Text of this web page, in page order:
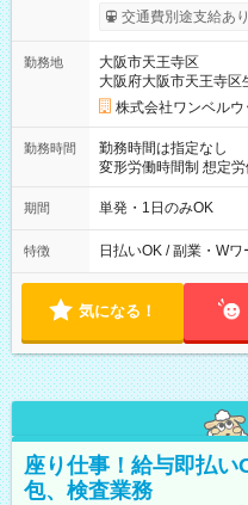
働いたその日に現金
交通費別途支給あり
勤務地
大阪市天王寺区
大阪府大阪市天王寺区
株式会社ワンベルウ
勤務時間
勤務時間は指定なし
変形労働時間制 想定労働時間160
00～20：00
期間 単発・1日のみOK
特徴 日払いOK / 副業・W
気になる！
座り仕事！給与即払い
包、検査業務